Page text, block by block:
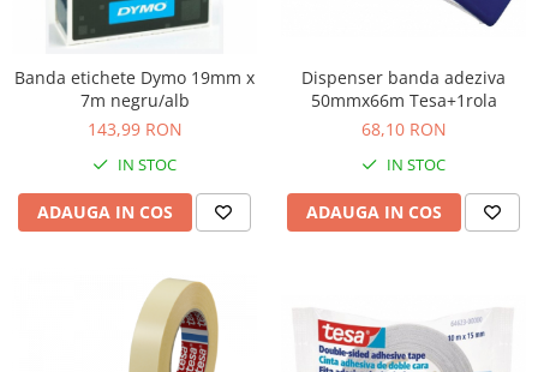
Banda etichete Dymo 19mm x
7m negru/alb
143,99 RON
IN STOC
ADAUGA IN COS
Dispenser banda adeziva
50mmx66m Tesa+1rola
68,10 RON
IN STOC
ADAUGA IN COS